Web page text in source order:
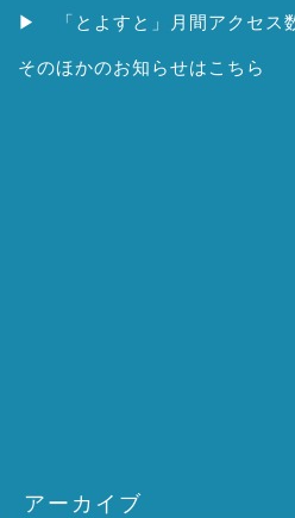
▶ 「とよすと」月間アクセ
そのほかのお知らせはこちら
アーカイブ